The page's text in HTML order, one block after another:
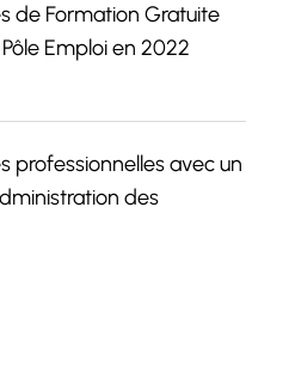
de Formation Gratuite
Emploi en 2022
professionnelles avec un
des